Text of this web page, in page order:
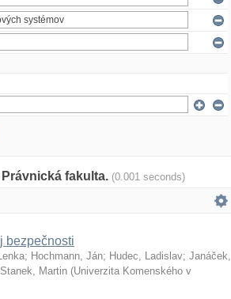
fakulta. (0.001 seconds)
bezpečnosti
; Hochmann, Ján; Hudec, Ladislav; Janáček,
Stanek, Martin (Univerzita Komenského v